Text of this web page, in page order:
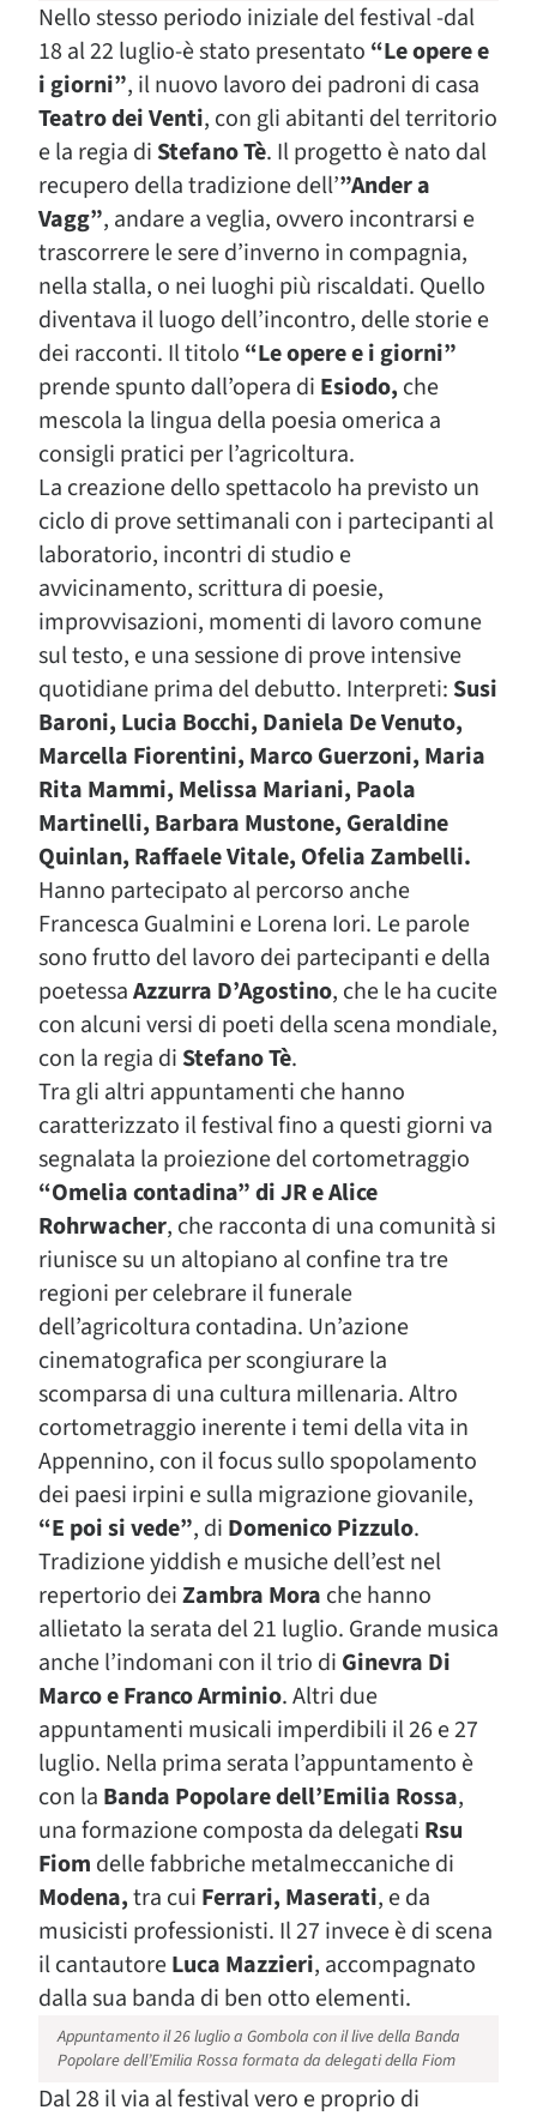
Nello stesso periodo iniziale del festival -dal
18 al 22 luglio-è stato presentato “Le opere e
i giorni”, il nuovo lavoro dei padroni di casa
Teatro dei Venti, con gli abitanti del territorio
e la regia di Stefano Tè. Il progetto è nato dal
recupero della tradizione dell’”Ander a
Vagg”, andare a veglia, ovvero incontrarsi e
trascorrere le sere d’inverno in compagnia,
nella stalla, o nei luoghi più riscaldati. Quello
diventava il luogo dell’incontro, delle storie e
dei racconti. Il titolo “Le opere e i giorni”
prende spunto dall’opera di Esiodo, che
mescola la lingua della poesia omerica a
consigli pratici per l’agricoltura.
La creazione dello spettacolo ha previsto un
ciclo di prove settimanali con i partecipanti al
laboratorio, incontri di studio e
avvicinamento, scrittura di poesie,
improvvisazioni, momenti di lavoro comune
sul testo, e una sessione di prove intensive
quotidiane prima del debutto. Interpreti: Susi
Baroni, Lucia Bocchi, Daniela De Venuto,
Marcella Fiorentini, Marco Guerzoni, Maria
Rita Mammi, Melissa Mariani, Paola
Martinelli, Barbara Mustone, Geraldine
Quinlan, Raffaele Vitale, Ofelia Zambelli.
Hanno partecipato al percorso anche
Francesca Gualmini e Lorena Iori. Le parole
sono frutto del lavoro dei partecipanti e della
poetessaAzzurra D’Agostino, che le ha cucite
con alcuni versi di poeti della scena mondiale,
con la regia di Stefano Tè.
Tra gli altri appuntamenti che hanno
caratterizzato il festival fino a questi giorni va
segnalata la proiezione del cortometraggio
“Omelia contadina” di JR e Alice
Rohrwacher, che racconta di una comunità si
riunisce su un altopiano al confine tra tre
regioni per celebrare il funerale
dell’agricoltura contadina. Un’azione
cinematografica per scongiurare la
scomparsa di una cultura millenaria. Altro
cortometraggio inerente i temi della vita in
Appennino, con il focus sullo spopolamento
dei paesi irpini e sulla migrazione giovanile,
“E poi si vede”, di Domenico Pizzulo.
Tradizione yiddish e musiche dell’est nel
repertorio deiZambra Mora che hanno
allietato la serata del 21 luglio. Grande musica
anche l’indomani con il trio di Ginevra Di
Marco e Franco Arminio. Altri due
appuntamenti musicali imperdibili il 26 e 27
luglio. Nella prima serata l’appuntamento è
con la Banda Popolare dell’Emilia Rossa,
una formazione composta da delegati Rsu
Fiom delle fabbriche metalmeccaniche di
Modena,tra cui Ferrari, Maserati, e da
musicisti professionisti. Il 27 invece è di scena
il cantautoreLuca Mazzieri, accompagnato
dalla sua banda di ben otto elementi.
Appuntamento il 26 luglio a Gombola con il live della Banda
Popolare dell’Emilia Rossa formata da delegati della Fiom
Dal 28 il via al festival vero e proprio di